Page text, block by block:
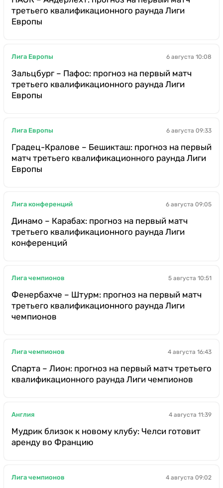
третьего квалификационного раунда Лиги
Европы
Лига Европы 6 августа 10:08
Зальцбург – Пафос: прогноз на первый матч
третьего квалификационного раунда Лиги
Европы
Лига Европы 6 августа 09:33
Градец-Кралове – Бешикташ: прогноз на первый
матч третьего квалификационного раунда Лиги
Европы
Лига конференций 6 августа 09:05
Динамо – Карабах: прогноз на первый матч
третьего квалификационного раунда Лиги
конференций
Лига чемпионов 5 августа 10:51
Фенербахче – Штурм: прогноз на первый матч
третьего квалификационного раунда Лиги
чемпионов
Лига чемпионов 4 августа 16:43
Спарта – Лион: прогноз на первый матч третьего
квалификационного раунда Лиги чемпионов
Англия 4 августа 11:39
Мудрик близок к новому клубу: Челси готовит
аренду во Францию
Лига чемпионов 4 августа 09:02